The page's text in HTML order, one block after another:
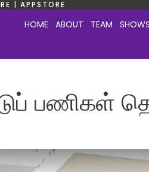
| APPSTORE
HOME ABOUT TEAM SHOWS
பணிகள்